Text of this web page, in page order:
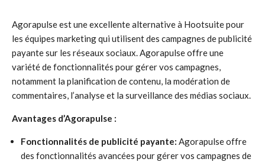
Agorapulse est une excellente alternative à Hootsuite pour
les équipes marketing qui utilisent des campagnes de publicité
payante sur les réseaux sociaux. Agorapulse offre une
variété de fonctionnalités pour gérer vos campagnes,
notamment la planification de contenu, la modération de
commentaires, l’analyse et la surveillance des médias sociaux.
Avantages d’Agorapulse :
Fonctionnalités de publicité payante: Agorapulse offre
des fonctionnalités avancées pour gérer vos campagnes de